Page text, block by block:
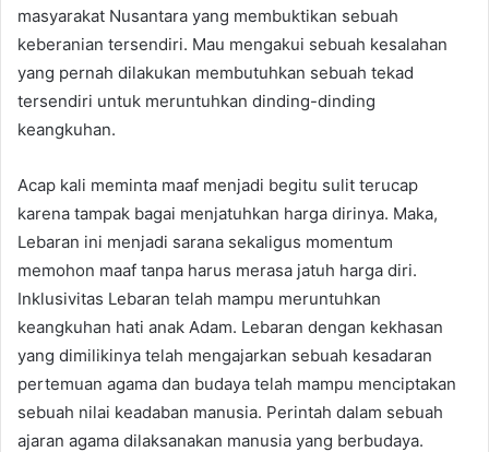
masyarakat Nusantara yang membuktikan sebuah
keberanian tersendiri. Mau mengakui sebuah kesalahan
yang pernah dilakukan membutuhkan sebuah tekad
tersendiri untuk meruntuhkan dinding-dinding
keangkuhan.
Acap kali meminta maaf menjadi begitu sulit terucap
karena tampak bagai menjatuhkan harga dirinya. Maka,
Lebaran ini menjadi sarana sekaligus momentum
memohon maaf tanpa harus merasa jatuh harga diri.
Inklusivitas Lebaran telah mampu meruntuhkan
keangkuhan hati anak Adam. Lebaran dengan kekhasan
yang dimilikinya telah mengajarkan sebuah kesadaran
pertemuan agama dan budaya telah mampu menciptakan
sebuah nilai keadaban manusia. Perintah dalam sebuah
ajaran agama dilaksanakan manusia yang berbudaya.